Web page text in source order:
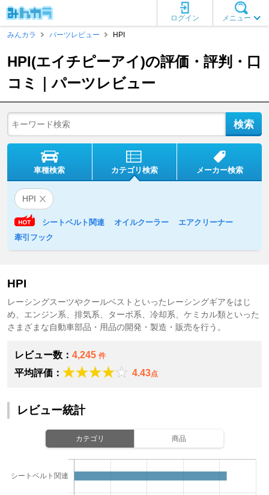
メニュー
ログイン
みんカラ
パーツレビュー HPI
HPI(エイチピーアイ)の評価・評判・口
コミ｜パーツレビュー
車種検索 カテゴリ検索 メーカー検索
HPI
シートベルト関連 オイルクーラー
エアクリーナー
牽引フック
HPI
レーシングスーツやクールベストといったレーシングギアをはじ
め、エンジン系、排気系、ターボ系、冷却系、ケミカル類といった
さまざまな自動車部品・用品の開発・製造・販売を行う。
レビュー数： 4,245 件
平均評価： 4.43点
レビュー統計
カテゴリ 商品